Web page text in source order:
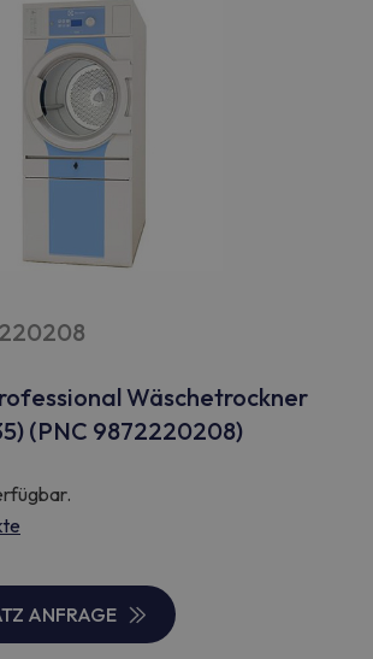
Wäschetrockner
(PNC 9872220208)
ANFRAGE